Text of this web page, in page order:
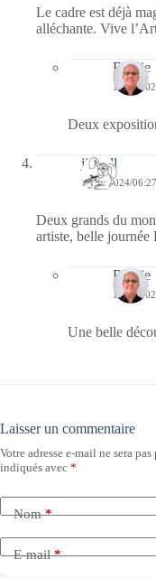
Le cadre est déjà
alléchante. Vive
Bernie
14/06/
Deux
jill bill
13/06/2024/06:27
Deux grands du
artiste, belle
Bernie
14/06/
Une belle
Laisser un commentaire
Votre adresse e-mail ne sera pas
indiqués avec *
Nom*
E-mail*